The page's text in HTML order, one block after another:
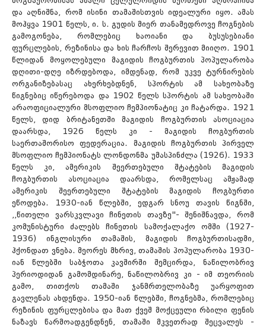
და აღნიშნა, რომ ისინი თამაშისთვის იდეალური იყო. ამას
მოჰყვა 1901 წელს, ი. ს. გუდის მიერ თანამედროვე ჩოგნების
გამოგონება, რომლებიც ხაოიანი და ბუსუსებიანი
ფურცლების, რეზინისა და ხის ჩარჩოს შერევით მიიღო. 1901
წლიდან მოყოლებული მაგიდის ჩოგბურთის პოპულარობა
დღითი-დღე იზრდებოდა, იმდენად, რომ უკვე ტურნირების
ორგანიზებასაც ახერხებდნენ, სპორტის ამ სახეობაზე
წიგნებიც იწერებოდა და 1902 წელს სპორტის ამ სახეობაში
არაოფიციალური მსოფლიო ჩემპიონატიც კი ჩატარდა. 1921
წელს, დიდ ბრიტანეთში მაგიდის ჩოგბურთის ასოციაცია
დაარსდა, 1926 წელს კი - მაგიდის ჩოგბურთის
საერთაშორისო ფედერაცია. მაგიდის ჩოგბურთის პირველ
მსოფლიო ჩემპიონატს ლონდონმა უმასპინძლა (1926). 1933
წელს კი, ამერიკის შეერთებული შტატების მაგიდის
ჩოგბურთის ასოციაცია დაარსდა, რომელსაც ამჟამად
ამერიკის შეერთებული შტატების მაგიდის ჩოგბურთი
ეწოდება. 1930-იან წლებში, ედგარ სნოუ თავის წიგნში,
,,წითელი ვარსკვლავი ჩინეთის თავზე"- შენიშნავდა, რომ
კომუნისტური ძალებს ჩინეთის სამოქალაქო ომში (1927-
1936) ინგლისური თამაშის, მაგიდის ჩოგბურთისადმი,
ჰქონდათ ვნება. მეორეს მხრივ, თამაშის პოპულარობა 1930-
იან წლებში საბჭოთა კავშირში შემცირდა, ნაწილობრივ
პერიოდიდან გამომდინარე, ნაწილობრივ კი - იმ თეორიის
გამო, თითქოს თამაში ჯანმრთელობაზე უარყოფით
გავლენას ახდენდა. 1950-იან წლებში, ჩოგნებმა, რომლებიც
რეზინის ფურცლებისა და მათ ქვეშ მოქცეული რბილი ფენის
ნაზავს წარმოადგენდნენ, თამაში მკვეთრად შეცვალეს -